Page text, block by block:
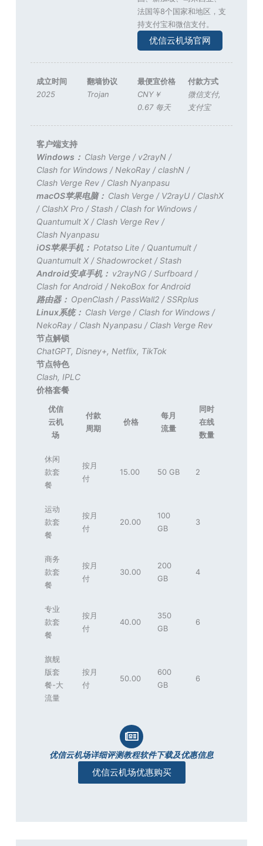
法国等8个国家和地区，支
持支付宝和微信支付。
优信云机场官网
成立时间
2025
翻墙协议
Trojan
最便宜价格
CNY￥
0.67 每天
付款方式
微信支付,
支付宝
客户端支持
Windows： Clash Verge / v2rayN /
Clash for Windows / NekoRay /clashN /
Clash Verge Rev / Clash Nyanpasu
macOS苹果电脑： Clash Verge / V2rayU / ClashX
/ ClashX Pro /Stash / Clash for Windows /
Quantumult X / Clash Verge Rev /
Clash Nyanpasu
iOS苹果手机： Potatso Lite / Quantumult /
Quantumult X /Shadowrocket /Stash
Android安卓手机： v2rayNG /Surfboard /
Clash for Android / NekoBox for Android
路由器： OpenClash / PassWall2 /SSRplus
Linux系统： Clash Verge / Clash for Windows /
NekoRay / Clash Nyanpasu / Clash Verge Rev
节点解锁
ChatGPT, Disney+, Netflix, TikTok
节点特色
Clash, IPLC
价格套餐
优信
云机
场
付款
周期
价格
每月
流量
同时
在线
数量
休闲
款套
餐
按月
付
15.00 50 GB 2
运动
款套
餐
按月
付
20.00
100
GB
3
商务
款套
餐
按月
付
30.00
200
GB
4
专业
款套
餐
按月
付
40.00
350
GB
6
旗舰
版套
餐-大
流量
按月
付
50.00
600
GB
6
优信云机场详细评测教程软件下载及优惠信息
优信云机场优惠购买